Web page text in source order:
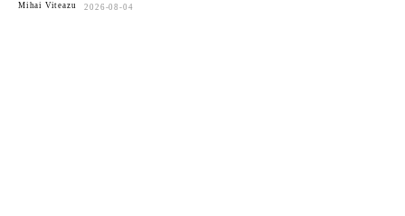
Mihai Viteazu 2026-08-04